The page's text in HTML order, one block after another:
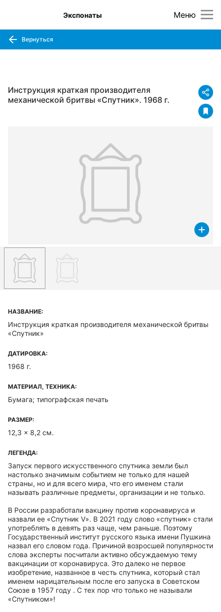
Меню
Экспонаты
Вернуться
Инструкция краткая производителя
механической бритвы «Спутник». 1968 г.
НАЗВАНИЕ:
Инструкция краткая производителя механической бритвы
«Спутник»
ДАТИРОВКА:
1968 г.
МАТЕРИАЛ, ТЕХНИКА:
Бумага; типографская печать
РАЗМЕР:
12,3 x 8,2 см.
ЛЕГЕНДА:
Запуск первого искусственного спутника земли был
настолько значимым событием не только для нашей
страны, но и для всего мира, что его именем стали
называть различные предметы, организации и не только.
В России разработали вакцину против коронавируса и
назвали ее «Спутник V». В 2021 году слово «спутник» стали
употреблять в девять раз чаще, чем раньше. Поэтому
Государственный институт русского языка имени Пушкина
назвал его словом года. Причиной возросшей популярности
слова эксперты посчитали активно обсуждаемую тему
вакцинации от коронавируса. Это далеко не первое
изобретение, названное в честь спутника, который стал
именем нарицательным после его запуска в Советском
Союзе в 1957 году . С тех пор что только не называли
«Спутником»!